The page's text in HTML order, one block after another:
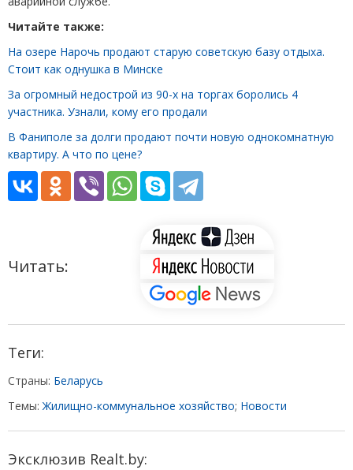
Читайте также:
На озере Нарочь продают старую советскую базу отдыха.
Стоит как однушка в Минске
За огромный недострой из 90-х на торгах боролись 4
участника. Узнали, кому его продали
В Фаниполе за долги продают почти новую однокомнатную
квартиру. А что по цене?
Читать:
Теги:
Страны: Беларусь
Темы:Жилищно-коммунальное хозяйство; Новости
Эксклюзив Realt.by: